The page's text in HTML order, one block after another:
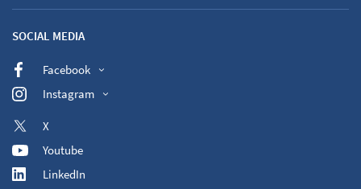
SOCIAL MEDIA
Facebook
Instagram
X
Youtube
LinkedIn